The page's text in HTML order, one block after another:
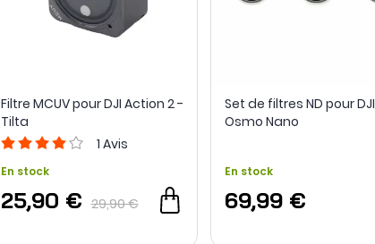
Filtre MCUV pour DJI Action 2 -
Tilta
1 Avis
En stock
25,90 € 29,90 €
Set de filtres ND pour DJI
Osmo Nano
En stock
69,99 €